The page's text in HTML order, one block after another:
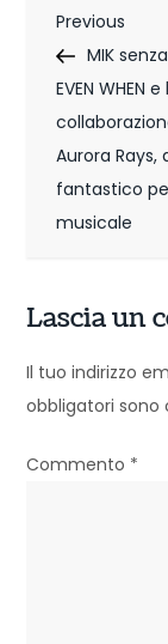
N
a
v
i
g
z
o
Previous
Post
Previous
MIK
EVEN WHEN e
Aurora Rays,
fantastico
musicale
Lascia un
Il tuo indirizzo
obbligatori sono
Commento *